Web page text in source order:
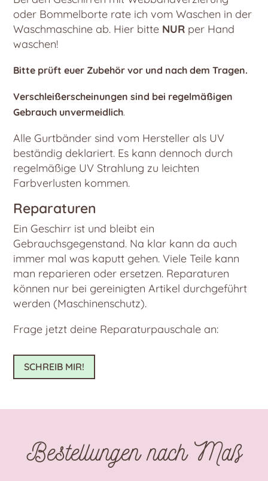
oder Bommelborte rate ich vom Waschen in der
Waschmaschine ab. Hier bitte NUR per Hand
waschen!
Bitte prüft euer Zubehör vor und nach dem Tragen.
Verschleißerscheinungen sind bei regelmäßigen
Gebrauch unvermeidlich.
Alle Gurtbänder sind vom Hersteller als UV
beständig deklariert. Es kann dennoch durch
regelmäßige UV Strahlung zu leichten
Farbverlusten kommen.
Reparaturen
Ein Geschirr ist und bleibt ein
Gebrauchsgegenstand. Na klar kann da auch
immer mal was kaputt gehen. Viele Teile kann
man reparieren oder ersetzen. Reparaturen
können nur bei gereinigten Artikel durchgeführt
werden (Maschinenschutz).
Frage jetzt deine Reparaturpauschale an:
SCHREIB MIR!
Bestellungen nach Maß